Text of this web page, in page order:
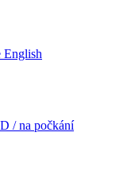
English
/ na počkání